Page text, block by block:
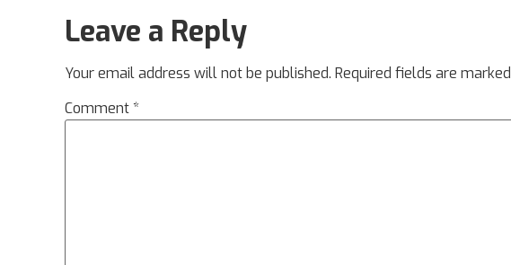
Leave a Reply
Your email address will not be published. Required fields are marked
Comment*